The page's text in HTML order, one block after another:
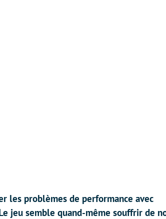
les problèmes de performance avec
jeu semble quand-même souffrir de